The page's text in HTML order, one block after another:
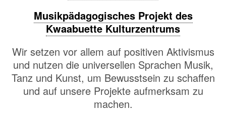
Musikpädagogisches Projekt des
Kwaabuette Kulturzentrums
Wir setzen vor allem auf positiven Aktivismus
und nutzen die universellen Sprachen Musik,
Tanz und Kunst, um Bewusstsein zu schaffen
und auf unsere Projekte aufmerksam zu
machen.